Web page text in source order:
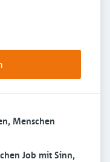
Menschen
Job mit Sinn,